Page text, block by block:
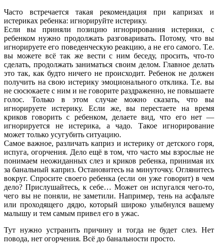
Часто встречается такая рекомендация при капризах и
истериках ребенка: игнорируйте истерику.
Если вы приняли позицию игнорирования истерики, с
ребенком нужно продолжать разговаривать. Потому, что вы
игнорируете его поведенческую реакцию, а не его самого. Т.е.
вы можете всё так же вести с ним беседу, просить, что-то
сделать, продолжать заниматься своим делом. Главное делать
это так, как будто ничего не происходит. Ребенок не должен
получить на свою истерику эмоционального отклика. Т.е. вы
не сюсюкаете с ним и не говорите раздраженно, не повышаете
голос. Только в этом случае можно сказать, что вы
игнорируете истерику. Если же, вы перестаете на время
криков говорить с ребенком, делаете вид, что его нет —
игнорируется не истерика, а чадо. Такое игнорирование
может только усугубить ситуацию.
Самое важное, различать каприз и истерику от детского горя,
испуга, огорчения. Дело ещё в том, что часто мы взрослые не
понимаем неожиданных слез и криков ребенка, принимая их
за банальный каприз. Остановитесь на минуточку. Оглянитесь
вокруг. Спросите своего ребенка (если он уже говорит) в чем
дело? Прислушайтесь, к себе… Может он испугался чего-то,
чего вы не поняли, не заметили. Например, тень на асфальте
или проходящего дядю, который широко улыбнулся вашему
малышу и тем самым привел его в ужас.
Тут нужно устранить причину и тогда не будет слез. Нет
повода, нет огорчения. Всё до банальности просто.